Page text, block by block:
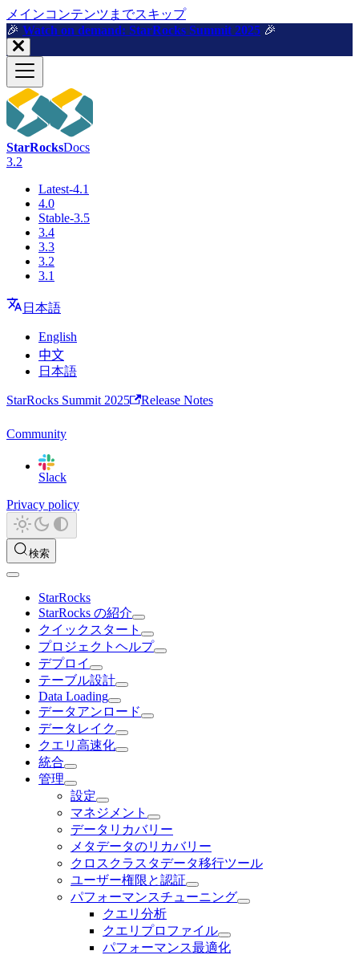
メインコンテンツまでスキップ
🎉️ Watch on demand: StarRocks Summit 2025 🎉️
StarRocksDocs
3.2
Latest-4.1
4.0
Stable-3.5
3.4
3.3
3.2
3.1
日本語
English
中文
日本語
StarRocks Summit 2025 Release Notes
Community
Slack
Privacy policy
検索
StarRocks
StarRocks の紹介
クイックスタート
プロジェクトヘルプ
デプロイ
テーブル設計
Data Loading
データアンロード
データレイク
クエリ高速化
統合
管理
設定
マネジメント
データリカバリー
メタデータのリカバリー
クロスクラスタデータ移行ツール
ユーザー権限と認証
パフォーマンスチューニング
クエリ分析
クエリプロファイル
パフォーマンス最適化